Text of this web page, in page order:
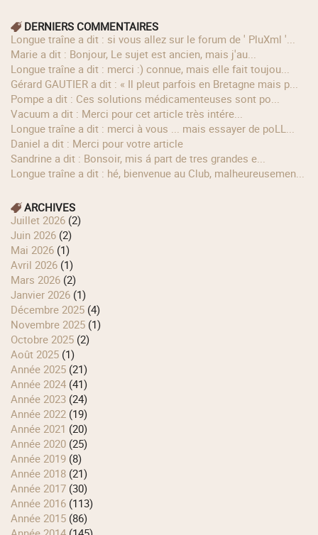
DERNIERS COMMENTAIRES
longue traîne a dit : si vous allez sur le forum de ' PluXml '...
Marie a dit : Bonjour, Le sujet est ancien, mais j'au...
longue traîne a dit : merci :) connue, mais elle fait toujou...
Gérard GAUTIER a dit : « Il pleut parfois en Bretagne mais p...
Pompe a dit : Ces solutions médicamenteuses sont po...
Vacuum a dit : Merci pour cet article très intére...
longue traîne a dit : merci à vous ... mais essayer de poLL...
Daniel a dit : Merci pour votre article
Sandrine a dit : Bonsoir, mis á part de tres grandes e...
longue traîne a dit : hé, bienvenue au Club, malheureusemen...
ARCHIVES
juillet 2026 (2)
juin 2026 (2)
mai 2026 (1)
avril 2026 (1)
mars 2026 (2)
janvier 2026 (1)
décembre 2025 (4)
novembre 2025 (1)
octobre 2025 (2)
août 2025 (1)
année 2025 (21)
année 2024 (41)
année 2023 (24)
année 2022 (19)
année 2021 (20)
année 2020 (25)
année 2019 (8)
année 2018 (21)
année 2017 (30)
année 2016 (113)
année 2015 (86)